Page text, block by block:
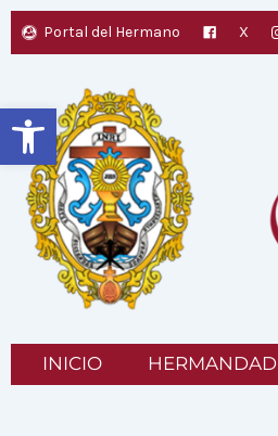
Abrir barra de herramientas
Portal del Hermano X
INICIO HERMANDAD